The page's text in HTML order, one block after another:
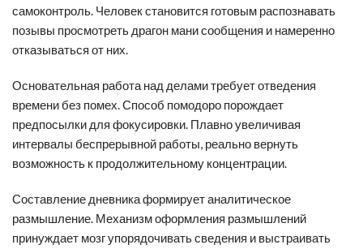
самоконтроль. Человек становится готовым распознавать
позывы просмотреть драгон мани сообщения и намеренно
отказываться от них.
Основательная работа над делами требует отведения
времени без помех. Способ помодоро порождает
предпосылки для фокусировки. Плавно увеличивая
интервалы беспрерывной работы, реально вернуть
возможность к продолжительному концентрации.
Составление дневника формирует аналитическое
размышление. Механизм оформления размышлений
принуждает мозг упорядочивать сведения и выстраивать